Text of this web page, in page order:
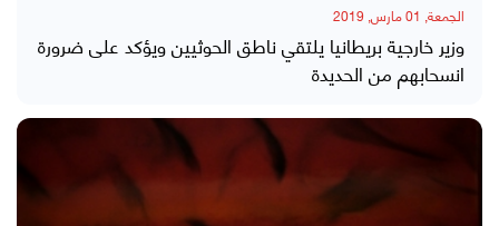
الجمعة, 01 مارس, 2019
وزير خارجية بريطانيا يلتقي ناطق الحوثيين ويؤكد على ضرورة
انسحابهم من الحديدة